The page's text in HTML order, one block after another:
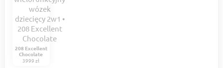
208 Excellent
Chocolate
3999 zł